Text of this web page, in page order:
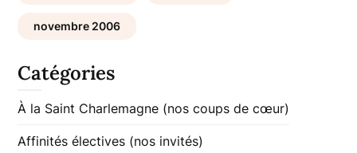
novembre 2006
Catégories
À la Saint Charlemagne (nos coups de cœur)
Affinités électives (nos invités)